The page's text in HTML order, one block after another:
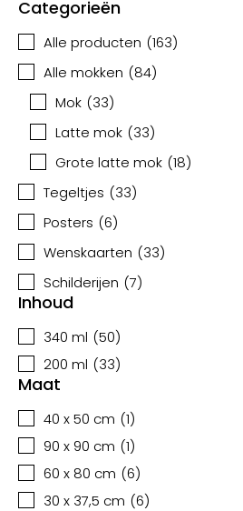
Categorieën
Alle producten (163)
Alle mokken (84)
Mok (33)
Latte mok (33)
Grote latte mok (18)
Tegeltjes (33)
Posters (6)
Wenskaarten (33)
Schilderijen (7)
Inhoud
340 ml (50)
200 ml (33)
Maat
40 x 50 cm (1)
90 x 90 cm (1)
60 x 80 cm (6)
30 x 37,5 cm (6)